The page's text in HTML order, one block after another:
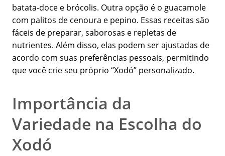
batata-doce e brócolis. Outra opção é o guacamole
com palitos de cenoura e pepino. Essas receitas são
fáceis de preparar, saborosas e repletas de
nutrientes. Além disso, elas podem ser ajustadas de
acordo com suas preferências pessoais, permitindo
que você crie seu próprio “Xodó” personalizado.
Importância da
Variedade na Escolha do
Xodó